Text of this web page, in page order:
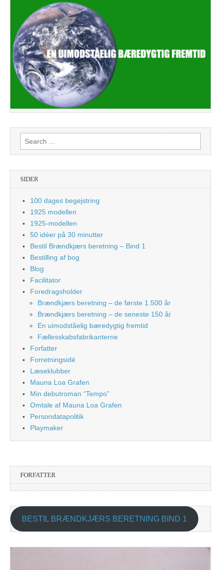
Search
for:
SIDER
100 dages begejstring
1925 modellen
1925-modellen
50 idéer på 30 minutter
Bestil Brændkjærs beretning – Bind 1
Bestilling af bog
Blog
Facilitator
Foredragsholder
Brændkjærs beretning – de første 1.500 år
Brændkjærs beretning – de seneste 150 år
En uimodståelig bæredygtig fremtid
Fællesskabsfabrikanterne
Forfatter
Forretningsidé
Læseklubber
Mauna Loa Grafen
Min debutroman “Tempo”
Omtale af Mauna Loa Grafen
Persondatapolitik
Playmaker
FORFATTER
BESTIL BRÆNDKJÆRS BERETNING BIND 1